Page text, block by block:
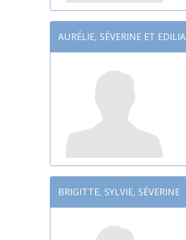
AURÉLIE, SÉVERINE ET EDILIA
BRIGITTE, SYLVIE, SÉVERINE